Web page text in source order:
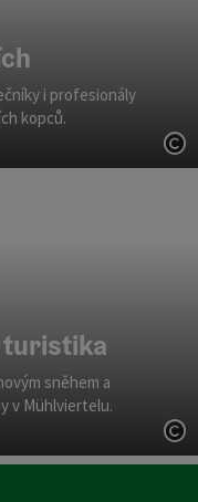
i profesionály
kopců.
turistika
sněhem a
v Mühlviertelu.